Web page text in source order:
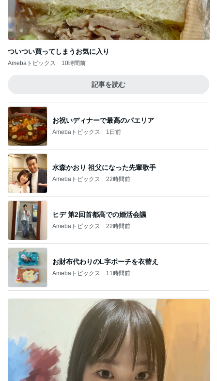
ついつい買ってしまうお気に入り
Amebaトピックス 10時間前
記事を読む
お祝いディナーで最高のパエリア
Amebaトピックス 1日前
水森かおり 祖父になった先輩歌手
Amebaトピックス 22時間前
ヒデ 第2回首都高での婚活会議
Amebaトピックス 22時間前
お財布代わりのL字ポーチを衣替え
Amebaトピックス 11時間前